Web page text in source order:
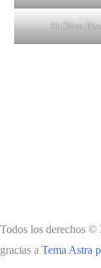
El Olivo
Todos los derechos
gracias a Tema Astra